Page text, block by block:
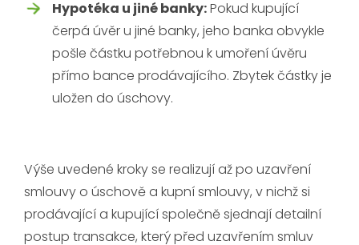
Hypotéka u jiné banky:Pokud kupující
čerpá úvěr u jiné banky, jeho banka obvykle
pošle částku potřebnou k umoření úvěru
přímo bance prodávajícího. Zbytek částky je
uložen do úschovy.
Výše uvedené kroky se realizují až po uzavření
smlouvy o úschově a kupní smlouvy, v nichž si
prodávající a kupující společně sjednají detailní
postup transakce, který před uzavřením smluv